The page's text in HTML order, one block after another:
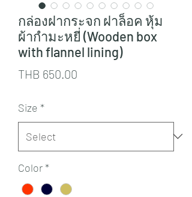
กล่องฝากระจก ฝาล็อค หุ้ม
ผ้ากำมะหยี่ (Wooden box
with flannel lining)
THB 650.00
Size *
Color*